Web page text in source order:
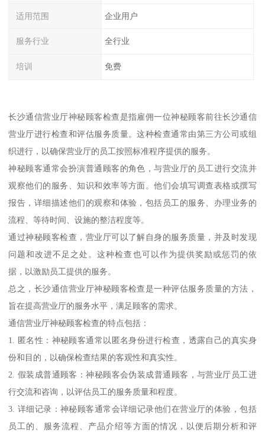
适用范围 企业用户
服务行业 全行业
培训 免费
长沙通信营业厅神秘顾客检查是指雇佣一位神秘顾客前往长沙通信
营业厅进行检查和评估服务质量。这种检查通常由第三方公司或组
织进行，以确保营业厅的员工按照标准程序提供的服务。
神秘顾客通常会扮演普通顾客的角色，与营业厅的员工进行交流并
观察他们的服务、知识和效率等方面。他们会填写调查表格或撰写
报告，详细描述他们的观察和体验，包括员工的服务、办理业务的
流程、等待时间、设施的整洁程度等。
通过神秘顾客检查，营业厅可以了解自身的服务质量，并及时发现
问题和改进不足之处。这种检查也可以作为提供奖励或惩罚的依
据，以激励员工提供的服务。
总之，长沙通信营业厅神秘顾客检查是一种评估服务质量的方法，
旨在提高营业厅的服务水平，满足顾客的需求。
通信营业厅神秘顾客检查的特点包括：
1. 匿名性：神秘顾客通常以匿名身份进行检查，透露自己的真实身
份和目的，以确保检查结果的客观性和真实性。
2. 假装成普通顾客：神秘顾客会伪装成普通顾客，与营业厅员工进
行交流和咨询，以评估员工的服务质量和程度。
3. 详细记录：神秘顾客通常会详细记录他们在营业厅的体验，包括
员工的、服务流程、产品介绍等方面的情况，以便后期分析和评